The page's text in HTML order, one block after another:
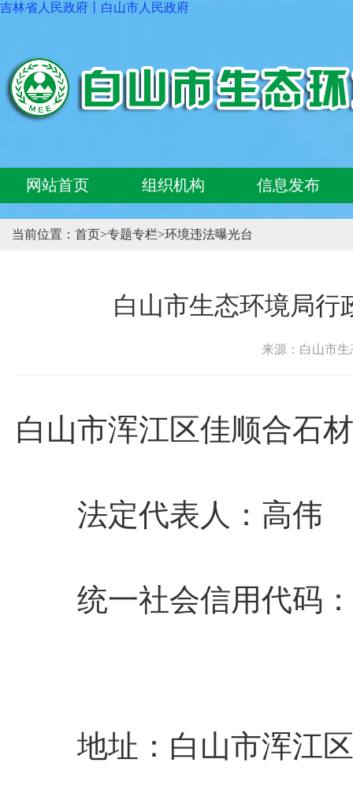
吉林省人民政府 白山市人民政府
网站首页 组织机构 信息发布
当前位置： 首页>专题专栏>环境违法曝光台
白山市生态环境局行
来源：白山市
白山市浑江区佳顺合石
法定代表人：
统一社会信用代码：
地址：白山市浑江